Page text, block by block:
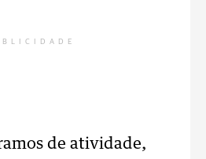
de atividade,